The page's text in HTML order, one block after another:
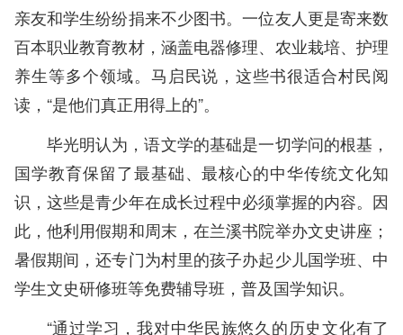
亲友和学生纷纷捐来不少图书。一位友人更是寄来数
百本职业教育教材，涵盖电器修理、农业栽培、护理
养生等多个领域。马启民说，这些书很适合村民阅
读，“是他们真正用得上的”。
毕光明认为，语文学的基础是一切学问的根基，
国学教育保留了最基础、最核心的中华传统文化知
识，这些是青少年在成长过程中必须掌握的内容。因
此，他利用假期和周末，在兰溪书院举办文史讲座；
暑假期间，还专门为村里的孩子办起少儿国学班、中
学生文史研修班等免费辅导班，普及国学知识。
“通过学习，我对中华民族悠久的历史文化有了